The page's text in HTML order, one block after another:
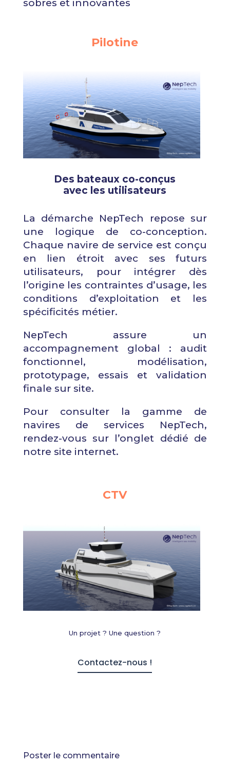
sobres et innovantes
Pilotine
Des bateaux co-conçus
avec les utilisateurs
La démarche NepTech repose sur
une logique de co-conception.
Chaque navire de service est conçu
en lien étroit avec ses futurs
utilisateurs, pour intégrer dès
l’origine les contraintes d’usage, les
conditions d’exploitation et les
spécificités métier.
NepTech assure un
accompagnement global : audit
fonctionnel, modélisation,
prototypage, essais et validation
finale sur site.
Pour consulter la gamme de
navires de services NepTech,
rendez-vous sur l’onglet dédié de
notre site internet.
CTV
Un projet ? Une question ?
Contactez-nous !
Poster le commentaire